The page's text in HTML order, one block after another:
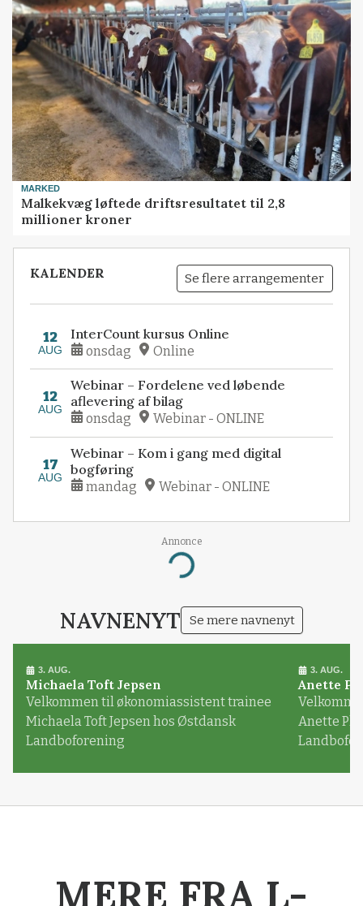
MARKED
Malkekvæg løftede driftsresultatet til 2,8
millioner kroner
KALENDER Se flere arrangementer
12
AUG
InterCount kursus Online
onsdag Online
12
AUG
Webinar – Fordelene ved løbende
aflevering af bilag
onsdag Webinar - ONLINE
17
AUG
Webinar – Kom i gang med digital
bogføring
mandag Webinar - ONLINE
Annonce
Loading...
NAVNENYT Se mere navnenyt
3. AUG.
Michaela Toft Jepsen
Velkommen til økonomiassistent trainee
Michaela Toft Jepsen hos Østdansk
Landboforening
3. AUG.
Anette
Anette
MERE FRA L-